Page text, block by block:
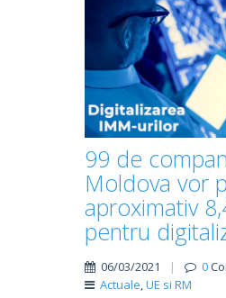
99 de
Moldova vor
aproximativ
pentru
06/03/2021 | 0
Actuale,UE si RM